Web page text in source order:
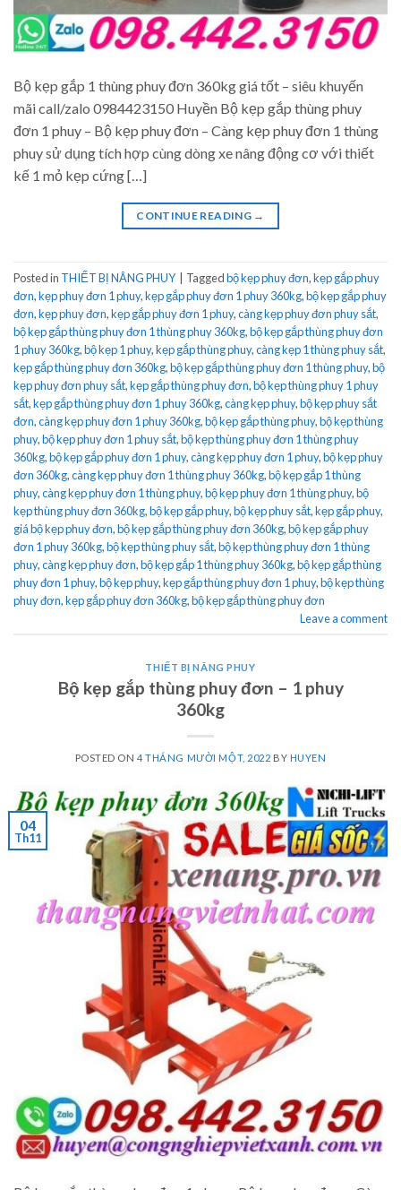
Bộ kẹp gắp 1 thùng phuy đơn 360kg giá tốt – siêu khuyến
mãi call/zalo 0984423150 Huyền Bộ kẹp gắp thùng phuy
đơn 1 phuy – Bộ kẹp phuy đơn – Càng kẹp phuy đơn 1 thùng
phuy sử dụng tích hợp cùng dòng xe nâng động cơ với thiết
kế 1 mỏ kẹp cứng […]
CONTINUE READING →
Posted in THIẾT BỊ NÂNG PHUY Taggedbộ kẹp phuy đơn,kẹp gắp phuy
đơn,kẹp phuy đơn 1 phuy,kẹp gắp phuy đơn 1 phuy 360kg,bộ kẹp gắp phuy
đơn,kẹp phuy đơn,kẹp gắp phuy đơn 1 phuy,càng kẹp phuy đơn phuy sắt,
bộ kẹp gắp thùng phuy đơn 1 thùng phuy 360kg,bộ kẹp gắp thùng phuy đơn
1 phuy 360kg,bộ kẹp 1 phuy,kẹp gắp thùng phuy,càng kẹp 1 thùng phuy sắt,
kẹp gắp thùng phuy đơn 360kg,bộ kẹp gắp thùng phuy đơn 1 thùng phuy,bộ
kẹp phuy đơn phuy sắt,kẹp gắp thùng phuy đơn,bộ kẹp thùng phuy 1 phuy
sắt,kẹp gắp thùng phuy đơn 1 phuy 360kg,càng kẹp phuy,bộ kẹp phuy sắt
đơn,càng kẹp phuy đơn 1 phuy 360kg,bộ kẹp gắp thùng phuy,bộ kẹp thùng
phuy,bộ kẹp phuy đơn 1 phuy sắt,bộ kẹp thùng phuy đơn 1 thùng phuy
360kg,bộ kẹp gắp phuy đơn 1 phuy,càng kẹp phuy đơn 1 phuy,bộ kẹp phuy
đơn 360kg,càng kẹp phuy đơn 1 thùng phuy 360kg,bộ kẹp gắp 1 thùng
phuy,càng kẹp phuy đơn 1 thùng phuy,bộ kẹp phuy đơn 1 thùng phuy,bộ
kẹp thùng phuy đơn 360kg,bộ kẹp gắp phuy,bộ kẹp phuy sắt,kẹp gắp phuy,
giá bộ kẹp phuy đơn,bộ kẹp gắp thùng phuy đơn 360kg,bộ kẹp gắp phuy
đơn 1 phuy 360kg,bộ kẹp thùng phuy sắt,bộ kẹp thùng phuy đơn 1 thùng
phuy,càng kẹp phuy đơn,bộ kẹp gắp 1 thùng phuy 360kg,bộ kẹp gắp thùng
phuy đơn 1 phuy,bộ kẹp phuy,kẹp gắp thùng phuy đơn 1 phuy,bộ kẹp thùng
phuy đơn,kẹp gắp phuy đơn 360kg,bộ kẹp gắp thùng phuy đơn
Leave a comment
THIẾT BỊ NÂNG PHUY
Bộ kẹp gắp thùng phuy đơn – 1 phuy
360kg
POSTED ON4 THÁNG MƯỜI MỘT, 2022 BY HUYEN
04
Th11